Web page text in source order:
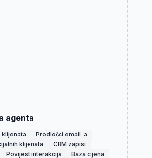
agenta
klijenata
Predlošci email-a
klijenata
CRM zapisi
Povijest interakcija
Baza cijena